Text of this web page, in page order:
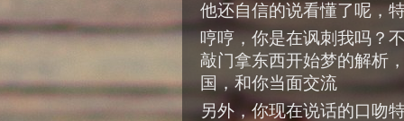
他还自信的说看懂了呢，
哼哼，你是在讽刺我吗？
敲门拿东西开始梦的解析
国，和你当面交流
另外，你现在说话的口吻